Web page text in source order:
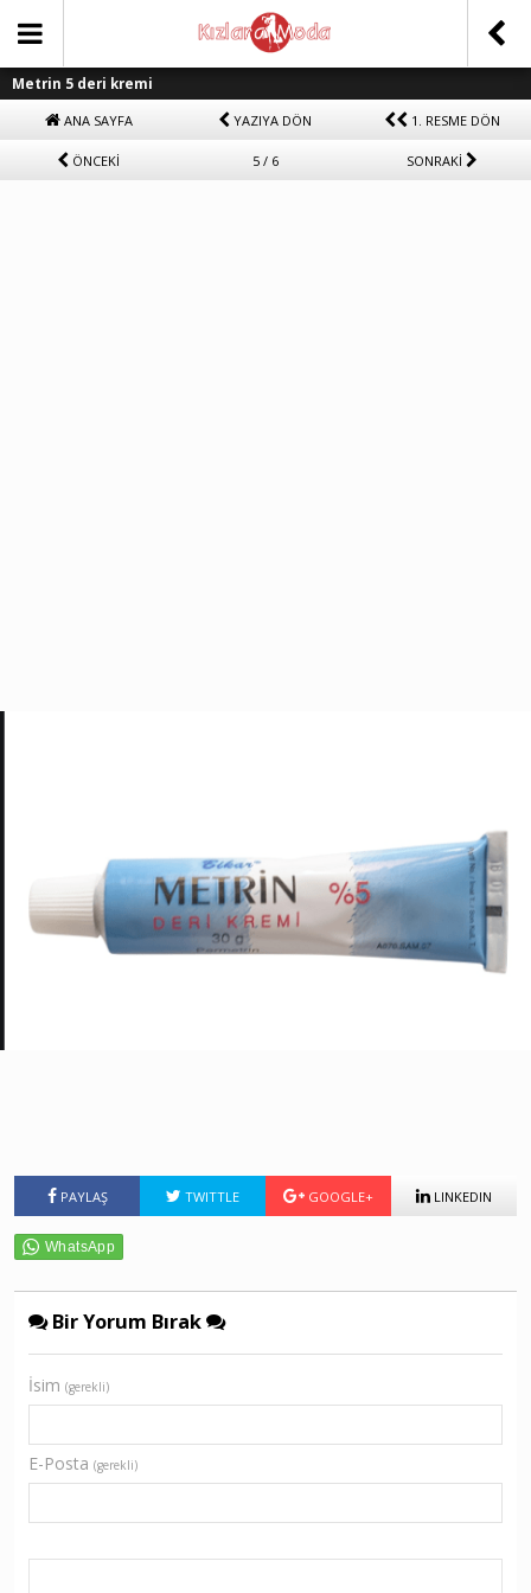
Metrin 5 deri kremi
ANA SAYFA YAZIYA DÖN 1. RESME DÖN
ÖNCEKİ 5 / 6 SONRAKİ
PAYLAŞ TWITTLE GOOGLE+ LINKEDIN
Bir Yorum Bırak
İsim (gerekli)
E-Posta (gerekli)